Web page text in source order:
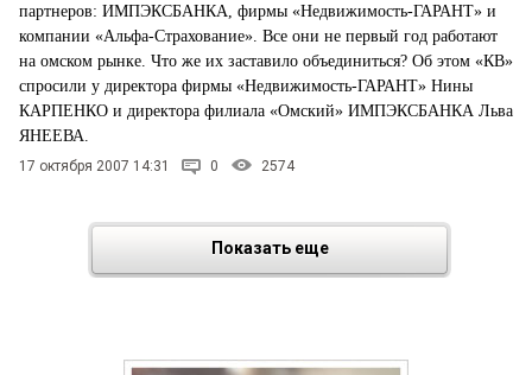
партнеров: ИМПЭКСБАНКА, фирмы «Недвижимость-ГАРАНТ» и
компании «Альфа-Страхование». Все они не первый год работают
на омском рынке. Что же их заставило объединиться? Об этом «КВ»
спросили у директора фирмы «Недвижимость-ГАРАНТ» Нины
КАРПЕНКО и директора филиала «Омский» ИМПЭКСБАНКА Льва
ЯНЕЕВА.
17 октября 2007 14:31 0 2574
Показать еще